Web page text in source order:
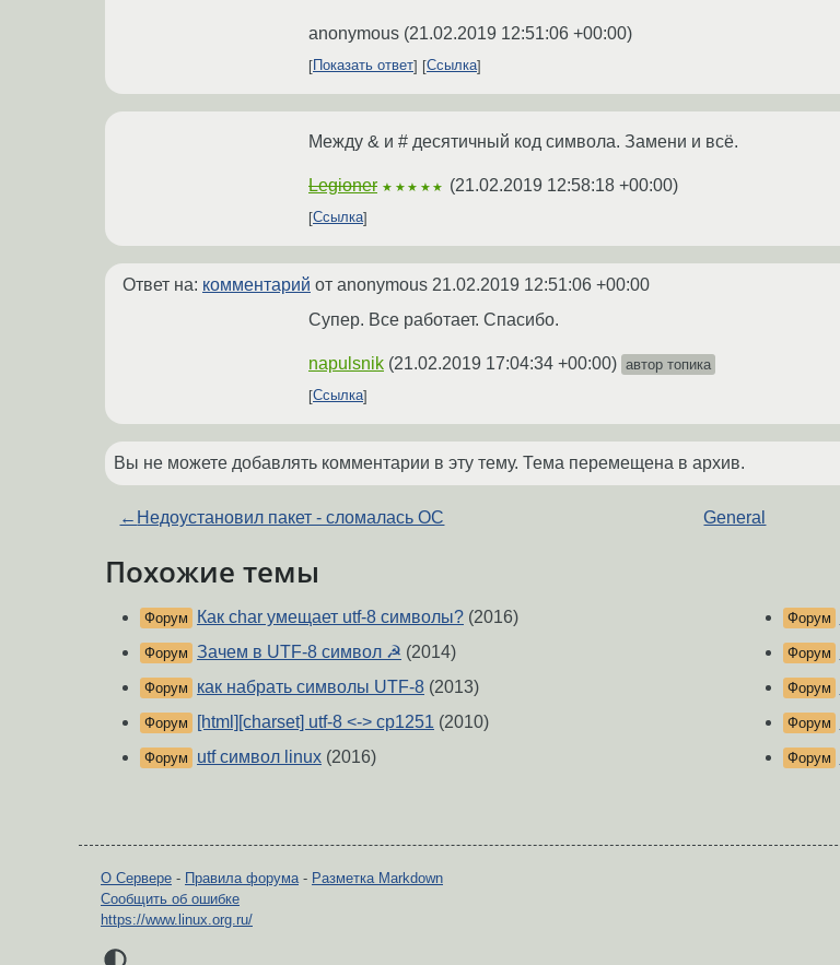
anonymous (21.02.2019 12:51:06 +00:00)
Показать ответ Ссылка
Между & и # десятичный код символа. Замени и всё.
Legioner ★★★★★ (21.02.2019 12:58:18 +00:00)
Ссылка
Ответ на: комментарий от anonymous 21.02.2019 12:51:06 +00:00
Супер. Все работает. Спасибо.
napulsnik (21.02.2019 17:04:34 +00:00) автор топика
Ссылка
Вы не можете добавлять комментарии в эту тему. Тема перемещена в архив.
← Недоустановил пакет - сломалась ОС General
Похожие темы
Форум Как char умещает utf-8 символы? (2016)
Форум Зачем в UTF-8 символ ☭ (2014)
Форум как набрать символы UTF-8 (2013)
Форум [html][charset] utf-8 <-> cp1251 (2010)
Форум utf символ linux (2016)
Форум
Форум
Форум
Форум
Форум
О Сервере - Правила форума- Разметка Markdown
Сообщить об ошибке
https://www.linux.org.ru/